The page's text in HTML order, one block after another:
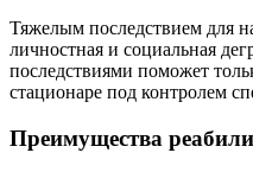
Тяжелым последствием для
личностная и социальная
последствиями поможет
стационаре под контролем
Преимущества